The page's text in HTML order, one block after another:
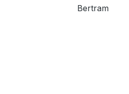
Bertram